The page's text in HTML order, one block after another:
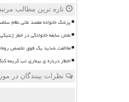
تازه ترین مطالب
پزشک خانواده مقصد غائی نظام
نقش سابقه خانوادگی در خطر
مخالفت شدید یک فوق تخصص
اخطار درباره ی بیماری تب کریمه
نظرات بینندگان در